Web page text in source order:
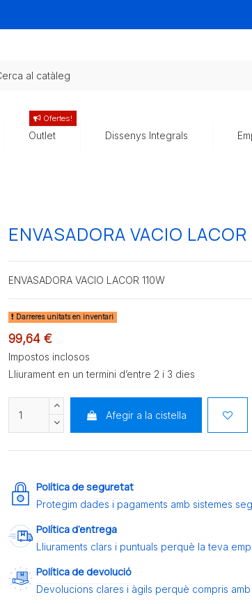
Outlet
Ofertes!
Dissenys Integrals
ENVASADORA VACIO LACOR
ENVASADORA VACIO LACOR 110W
Darreres unitats en inventari
99,64 €
Impostos inclosos
Lliurament en un termini d’entre 2 i 3 dies
Afegir a la cistella
Política de seguretat
Protegim dades i pagaments amb sistemes
Política d’entrega
Lliuraments clars i puntuals perquè la teva
Política de devolució
Devolucions clares i àgils perquè compris